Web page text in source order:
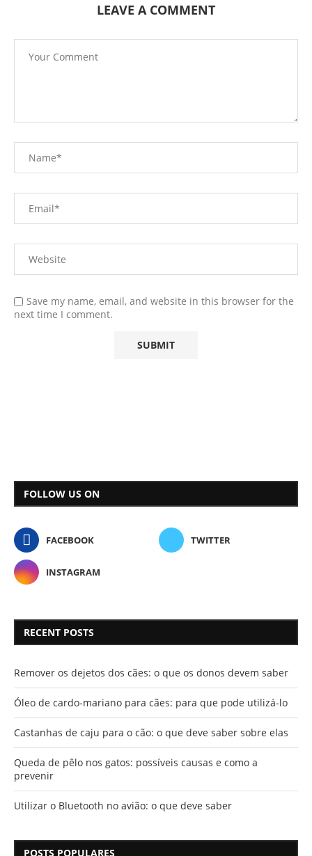
LEAVE A COMMENT
Save my name, email, and website in this browser for the
next time I comment.
FOLLOW US ON
FACEBOOK TWITTER
INSTAGRAM
RECENT POSTS
Remover os dejetos dos cães: o que os donos devem saber
Óleo de cardo-mariano para cães: para que pode utilizá-lo
Castanhas de caju para o cão: o que deve saber sobre elas
Queda de pêlo nos gatos: possíveis causas e como a
prevenir
Utilizar o Bluetooth no avião: o que deve saber
POSTS POPULARES